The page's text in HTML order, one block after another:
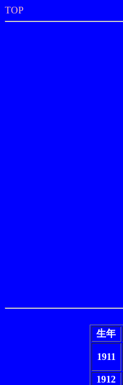
TOP
生年
1911
1912